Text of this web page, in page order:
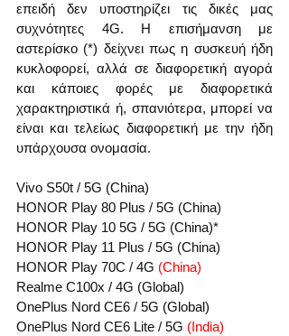
επειδή δεν υποστηρίζει τις δικές μας
συχνότητες 4G. Η επισήμανση με
αστερίσκο (*) δείχνει πως η συσκευή ήδη
κυκλοφορεί, αλλά σε διαφορετική αγορά
και κάποιες φορές με διαφορετικά
χαρακτηριστικά ή, σπανιότερα, μπορεί να
είναι και τελείως διαφορετική με την ήδη
υπάρχουσα ονομασία.
Vivo S50t / 5G (China)
HONOR Play 80 Plus / 5G (China)
HONOR Play 10 5G / 5G (China)*
HONOR Play 11 Plus / 5G (China)
HONOR Play 70C / 4G (China)
Realme C100x / 4G (Global)
OnePlus Nord CE6 / 5G (Global)
OnePlus Nord CE6 Lite / 5G (India)